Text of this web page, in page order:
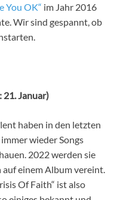
You OK“ im Jahr 2016
Wir sind gespannt, ob
21. Januar)
haben in den letzten
wieder Songs
2022 werden sie
auf einem Album vereint.
Of Faith“ ist also